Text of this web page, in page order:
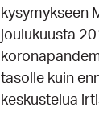
kysymykseen
joulukuusta
tasolle kuin
keskustelua